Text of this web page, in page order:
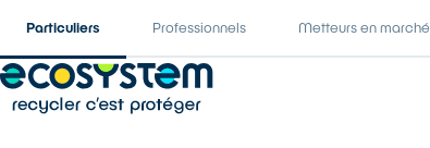
Particuliers Professionnels Metteurs en marché